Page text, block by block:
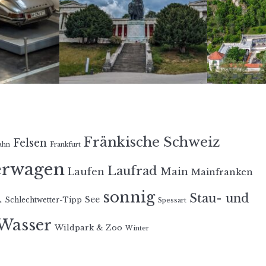
Felsen Frankfurt Fränkische Schweiz
Laufen Laufrad Main Mainfranken
Schlechtwetter-Tipp See sonnig Spessart Stau- und
Wildpark & Zoo Winter